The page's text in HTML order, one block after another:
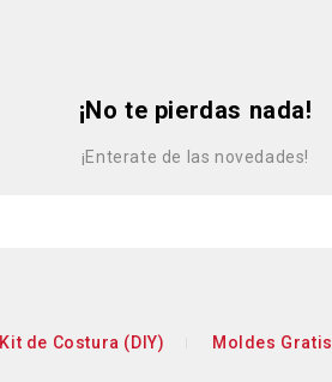
¡No te pierdas nada!
¡Enterate de las novedades!
Kit de Costura (DIY) Moldes Gratis